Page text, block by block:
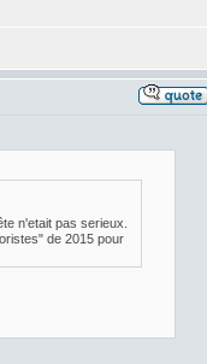
n'etait pas serieux.
de2015 pour